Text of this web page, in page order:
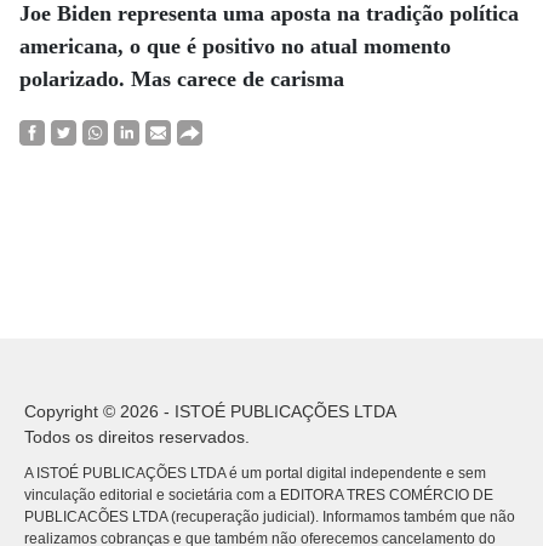
Joe Biden representa uma aposta na tradição política
americana, o que é positivo no atual momento
polarizado. Mas carece de carisma
Copyright © 2026 - ISTOÉ PUBLICAÇÕES LTDA
Todos os direitos reservados.
A ISTOÉ PUBLICAÇÕES LTDA é um portal digital independente e sem
vinculação editorial e societária com a EDITORA TRES COMÉRCIO DE
PUBLICACÕES LTDA (recuperação judicial). Informamos também que não
realizamos cobranças e que também não oferecemos cancelamento do